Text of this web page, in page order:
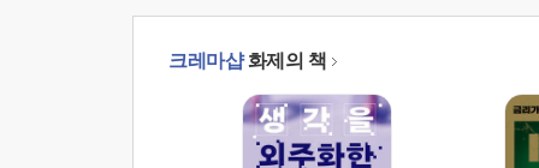
크레마샵화제의 책